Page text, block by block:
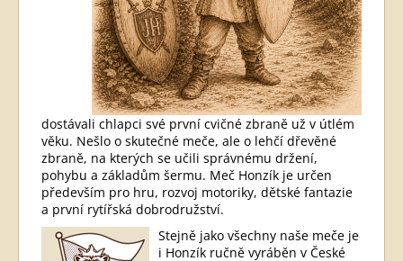
dostávali chlapci své první cvičné zbraně už v útlém
věku. Nešlo o skutečné meče, ale o lehčí dřevěné
zbraně, na kterých se učili správnému držení,
pohybu a základům šermu. Meč Honzík je určen
především pro hru, rozvoj motoriky, dětské fantazie
a první rytířská dobrodružství.
Stejně jako všechny naše meče je
i Honzík ručně vyráběn v České